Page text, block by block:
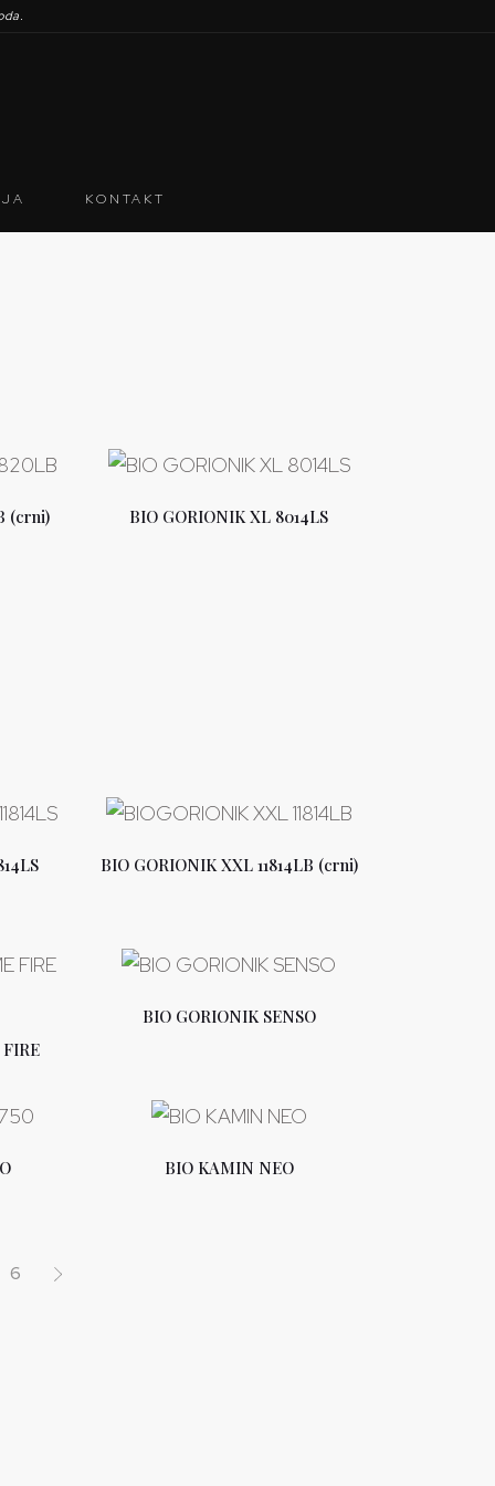
KONTAKT
(crni) BIO GORIONIK XL 8014LS
BIO GORIONIK XXL 11814LB (crni)
BIO GORIONIK SENSO
BIO KAMIN NEO
6